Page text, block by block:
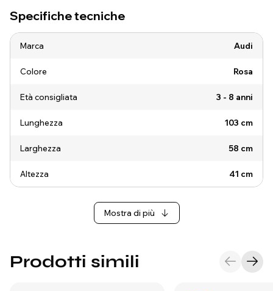
Specifiche tecniche
Marca Audi
Colore Rosa
Età consigliata 3 - 8 anni
Lunghezza 103 cm
Larghezza 58 cm
Altezza 41 cm
Mostra di più
Prodotti simili